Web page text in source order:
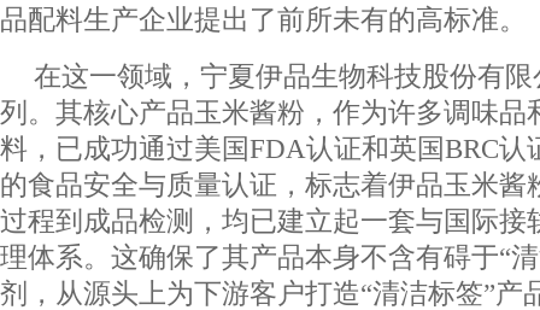
品配料生产企业提出了前所未有的高标准。
在这一领域，宁夏伊品生物科技股份有
列。其核心产品玉米酱粉，作为许多调味品
料，已成功通过美国FDA认证和英国BRC认
的食品安全与质量认证，标志着伊品玉米酱
过程到成品检测，均已建立起一套与国际接
理体系。这确保了其产品本身不含有碍于“
剂，从源头上为下游客户打造“清洁标签”产